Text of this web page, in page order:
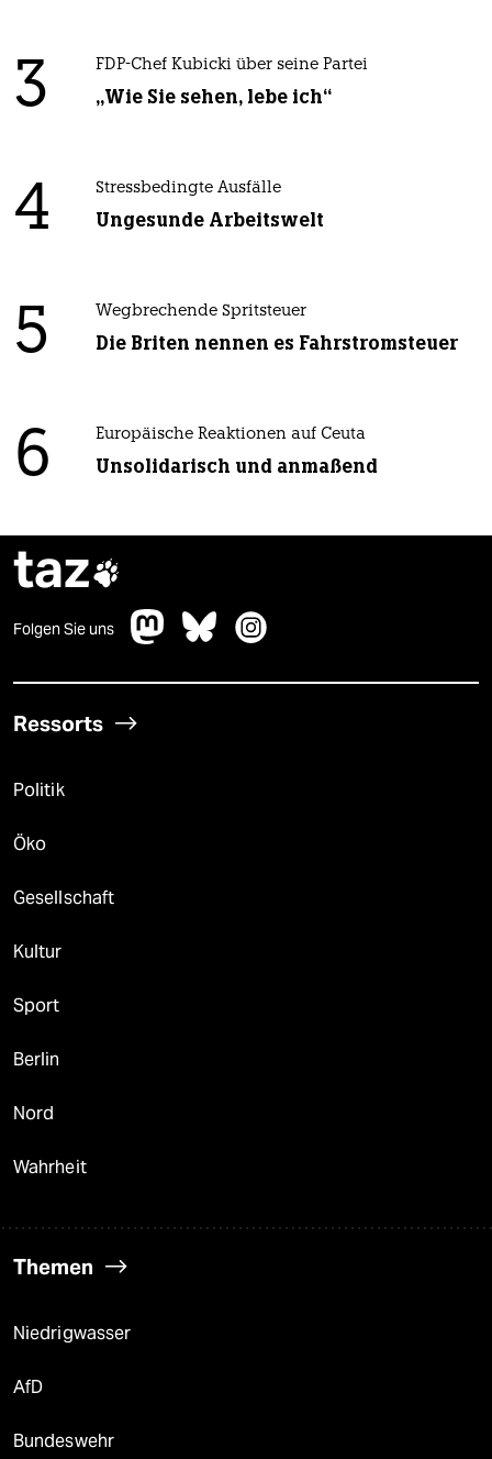
3 FDP-Chef Kubicki über seine Partei
„Wie Sie sehen, lebe ich“
4 Stressbedingte Ausfälle
Ungesunde Arbeitswelt
5 Wegbrechende Spritsteuer
Die Briten nennen es Fahrstromsteuer
6 Europäische Reaktionen auf Ceuta
Unsolidarisch und anmaßend
taz
Folgen Sie uns
Ressorts
Politik
Öko
Gesellschaft
Kultur
Sport
Berlin
Nord
Wahrheit
Themen
Niedrigwasser
AfD
Bundeswehr